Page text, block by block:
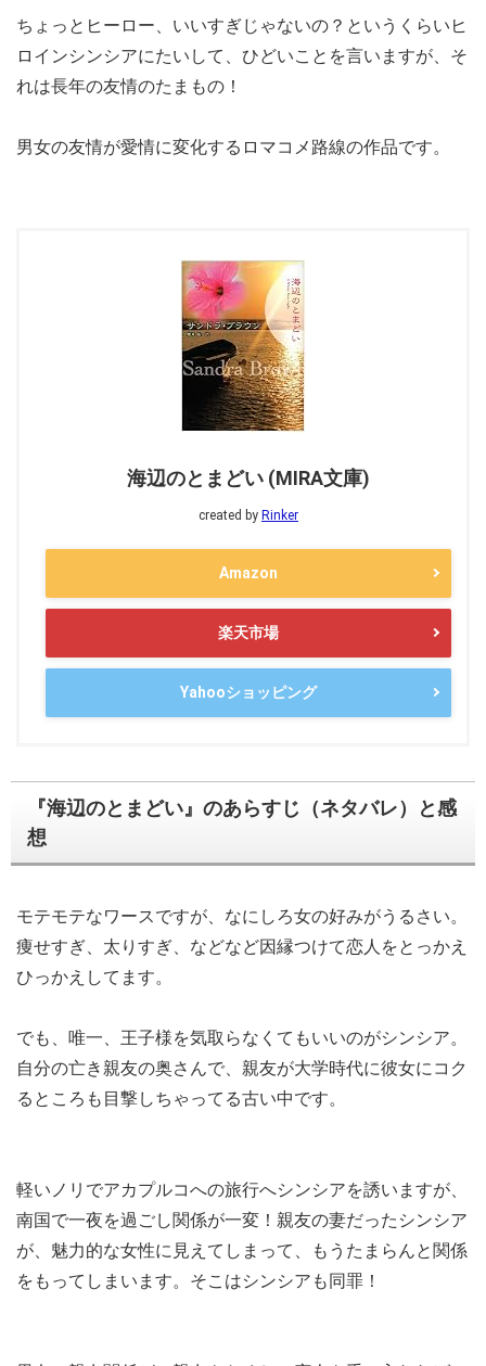
ちょっとヒーロー、いいすぎじゃないの？というくらいヒ
ロインシンシアにたいして、ひどいことを言いますが、そ
れは長年の友情のたまもの！
男女の友情が愛情に変化するロマコメ路線の作品です。
海辺のとまどい (MIRA文庫)
created by Rinker
Amazon
楽天市場
Yahooショッピング
『海辺のとまどい』のあらすじ（ネタバレ）と感
想
モテモテなワースですが、なにしろ女の好みがうるさい。
痩せすぎ、太りすぎ、などなど因縁つけて恋人をとっかえ
ひっかえしてます。
でも、唯一、王子様を気取らなくてもいいのがシンシア。
自分の亡き親友の奥さんで、親友が大学時代に彼女にコク
るところも目撃しちゃってる古い中です。
軽いノリでアカプルコへの旅行へシンシアを誘いますが、
南国で一夜を過ごし関係が一変！親友の妻だったシンシア
が、魅力的な女性に見えてしまって、もうたまらんと関係
をもってしまいます。そこはシンシアも同罪！